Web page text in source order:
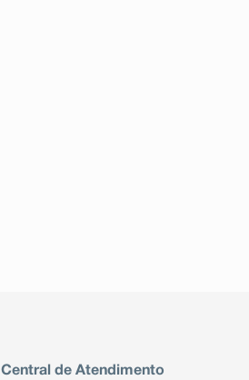
Central de Atendimento